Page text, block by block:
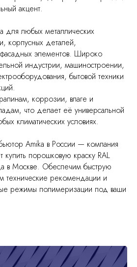
акцент.
для любых металлических
корпусных деталей,
элементов. Широко
индустрии, машиностроении,
бытовой техники
коррозии, влаге и
что делает её универсальной
климатических условиях.
Amika в России — компания
купить порошковую краску RAL
в Москве. Обеспечим быструю
технические рекомендации и
режимы полимеризации под ваши